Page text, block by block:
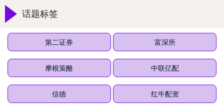
话题标签
第二证券 富深所
摩根策酪 中联亿配
信德 红牛配资